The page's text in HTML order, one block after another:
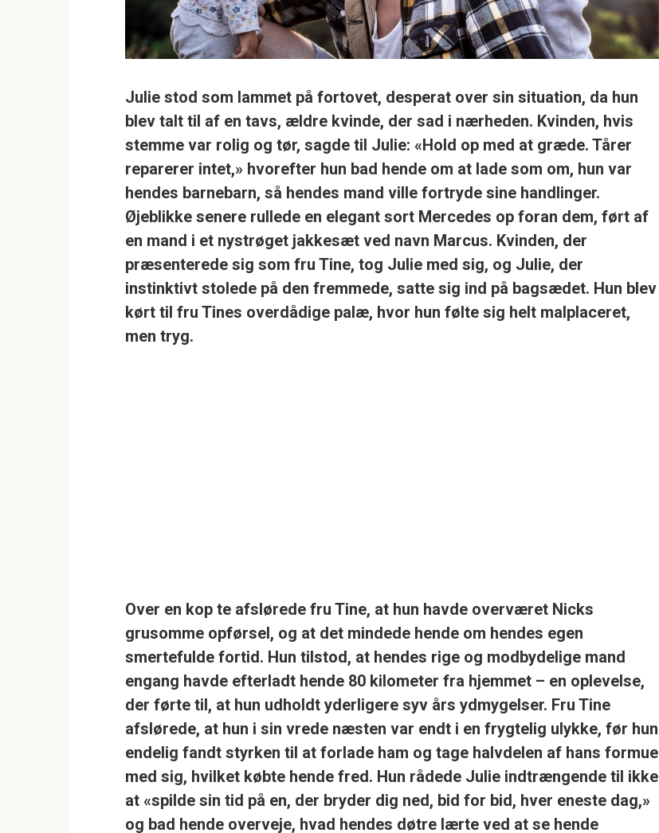
Julie stod som lammet på fortovet, desperat over sin situation, da hun
blev talt til af en tavs, ældre kvinde, der sad i nærheden. Kvinden, hvis
stemme var rolig og tør, sagde til Julie: «Hold op med at græde. Tårer
reparerer intet,» hvorefter hun bad hende om at lade som om, hun var
hendes barnebarn, så hendes mand ville fortryde sine handlinger.
Øjeblikke senere rullede en elegant sort Mercedes op foran dem, ført af
en mand i et nystrøget jakkesæt ved navn Marcus. Kvinden, der
præsenterede sig som fru Tine, tog Julie med sig, og Julie, der
instinktivt stolede på den fremmede, satte sig ind på bagsædet. Hun blev
kørt til fru Tines overdådige palæ, hvor hun følte sig helt malplaceret,
men tryg.
Over en kop te afslørede fru Tine, at hun havde overværet Nicks
grusomme opførsel, og at det mindede hende om hendes egen
smertefulde fortid. Hun tilstod, at hendes rige og modbydelige mand
engang havde efterladt hende 80 kilometer fra hjemmet – en oplevelse,
der førte til, at hun udholdt yderligere syv års ydmygelser. Fru Tine
afslørede, at hun i sin vrede næsten var endt i en frygtelig ulykke, før hun
endelig fandt styrken til at forlade ham og tage halvdelen af hans formue
med sig, hvilket købte hende fred. Hun rådede Julie indtrængende til ikke
at «spilde sin tid på en, der bryder dig ned, bid for bid, hver eneste dag,»
og bad hende overveje, hvad hendes døtre lærte ved at se hende